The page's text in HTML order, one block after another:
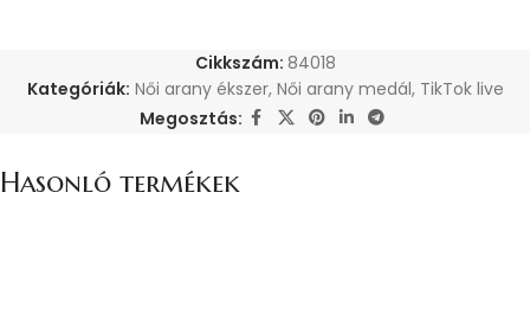
Cikkszám: 84018
Kategóriák: Női arany ékszer, Női arany medál, TikTok live
Megosztás:
Hasonló termékek